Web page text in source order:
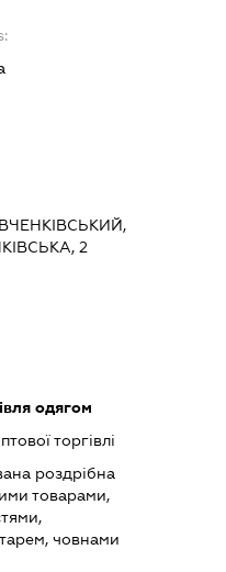
2
одягом
торгівлі
роздрібна
товарами,
човнами